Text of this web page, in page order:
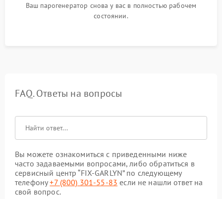
Ваш парогенератор снова у вас в полностью рабочем
состоянии.
FAQ. Ответы на вопросы
Вы можете ознакомиться с приведенными ниже
часто задаваемыми вопросами, либо обратиться в
сервисный центр “FIX-GARLYN” по следующему
телефону+7 (800) 301-55-83 если не нашли ответ на
свой вопрос.